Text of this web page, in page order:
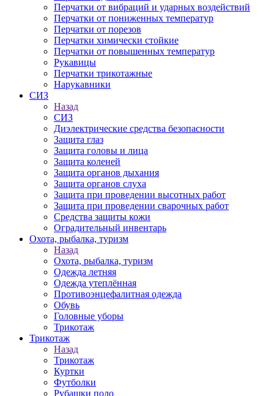
Перчатки от вибраций и ударных воздействий
Перчатки от пониженных температур
Перчатки от порезов
Перчатки химически стойкие
Перчатки от повышенных температур
Рукавицы
Перчатки трикотажные
Нарукавники
СИЗ
Назад
СИЗ
Диэлектрические средства безопасности
Защита глаз
Защита головы и лица
Защита коленей
Защита органов дыхания
Защита органов слуха
Защита при проведении высотных работ
Защита при проведении сварочных работ
Средства защиты кожи
Оградительный инвентарь
Охота, рыбалка, туризм
Назад
Охота, рыбалка, туризм
Одежда летняя
Одежда утеплённая
Противоэнцефалитная одежда
Обувь
Головные уборы
Трикотаж
Трикотаж
Назад
Трикотаж
Куртки
Футболки
Рубашки поло